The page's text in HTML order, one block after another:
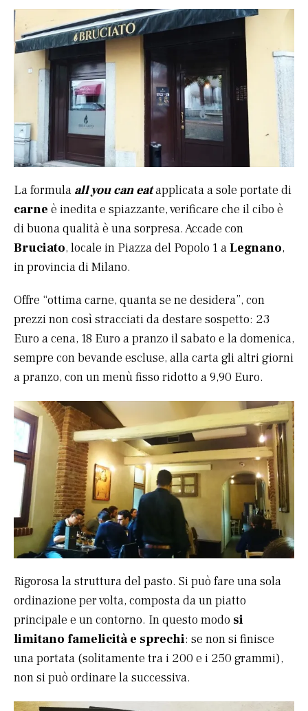
La formula all you can eatapplicata a sole portate di
carne è inedita e spiazzante, verificare che il cibo è
di buona qualità è una sorpresa. Accade con
Bruciato, locale in Piazza del Popolo 1 aLegnano,
in provincia di Milano.
Offre “ottima carne, quanta se ne desidera”, con
prezzi non così stracciati da destare sospetto: 23
Euro a cena, 18 Euro a pranzo il sabato e la domenica,
sempre con bevande escluse, alla carta gli altri giorni
a pranzo, con un menù fisso ridotto a 9,90 Euro.
Rigorosa la struttura del pasto. Si può fare una sola
ordinazione per volta, composta da un piatto
principale e un contorno. In questo modo si
limitano famelicità e sprechi: se non si finisce
una portata (solitamente tra i 200 e i 250 grammi),
non si può ordinare la successiva.